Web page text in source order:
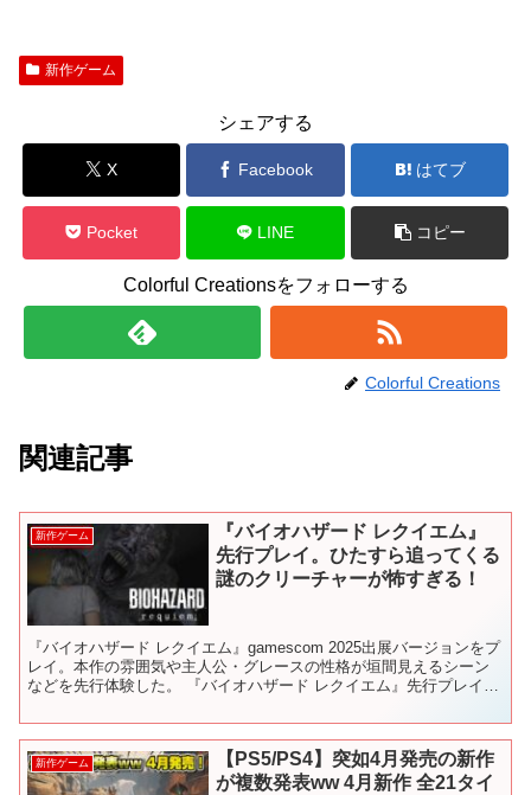
新作ゲーム
シェアする
X Facebook はてブ
Pocket LINE コピー
Colorful Creationsをフォローする
Colorful Creations
関連記事
新作ゲーム
『バイオハザード レクイエム』
先行プレイ。ひたすら追ってくる
謎のクリーチャーが怖すぎる！
『バイオハザード レクイエム』gamescom 2025出展バージョンをプ
レイ。本作の雰囲気や主人公・グレースの性格が垣間見えるシーン
などを先行体験した。 『バイオハザード レクイエム』先行プレイ。
新作ゲーム
【PS5/PS4】突如4月発売の新作
が複数発表ww 4月新作 全21タイ